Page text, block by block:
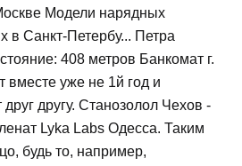
Модели нарядных
в Санкт-Петербу... Петра
408 метров Банкомат г.
вместе уже не 1й год и
другу. Станозолол Чехов -
Lyka Labs Одесса. Таким
будь то, например,